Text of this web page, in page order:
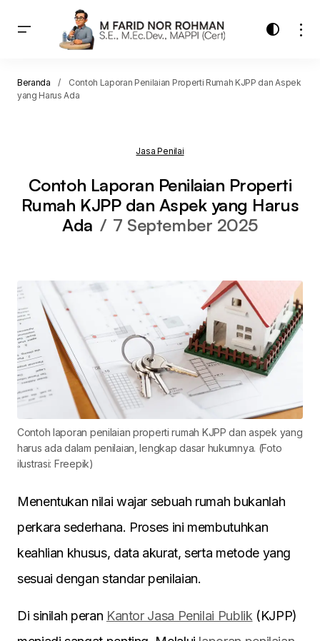
Beranda
Contoh Laporan Penilaian Properti Rumah KJPP dan Aspek
yang Harus Ada
Jasa Penilai
Contoh Laporan Penilaian Properti
Rumah KJPP dan Aspek yang Harus
Ada
7 September 2025
Contoh laporan penilaian properti rumah KJPP dan aspek yang
harus ada dalam penilaian, lengkap dasar hukumnya. (Foto
ilustrasi: Freepik)
Menentukan nilai wajar sebuah rumah bukanlah
perkara sederhana. Proses ini membutuhkan
keahlian khusus, data akurat, serta metode yang
sesuai dengan standar penilaian.
Di sinilah peran Kantor Jasa Penilai Publik (KJPP)